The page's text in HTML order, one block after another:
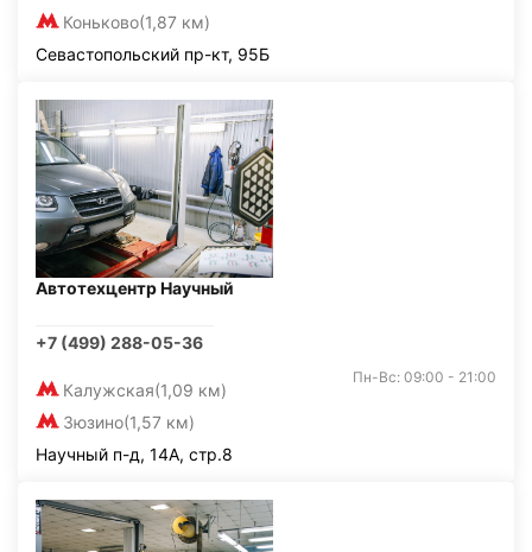
Коньково(1,87 км)
Севастопольский пр-кт, 95Б
Автотехцентр Научный
+7 (499) 288-05-36
Калужская(1,09 км)
Зюзино(1,57 км)
Пн-Вс: 09:00 - 21:00
Научный п-д, 14А, стр.8